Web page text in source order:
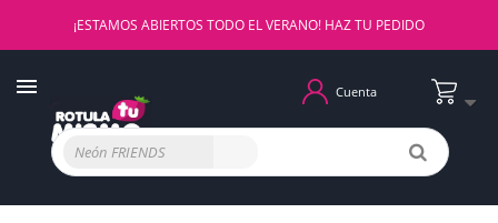
¡ESTAMOS ABIERTOS TODO EL VERANO! HAZ TU PEDIDO
Cuenta